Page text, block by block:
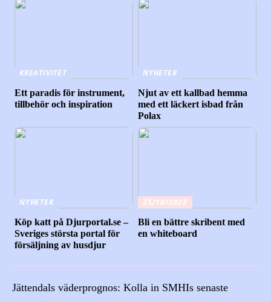
KREATIVITET
Ett paradis för instrument,
tillbehör och inspiration
NYHETER
Njut av ett kallbad hemma
med ett läckert isbad från
Polax
NYHETER
Köp katt på Djurportal.se –
Sveriges största portal för
försäljning av husdjur
25/10/2022
Bli en bättre skribent med
en whiteboard
Jättendals väderprognos: Kolla in SMHIs senaste